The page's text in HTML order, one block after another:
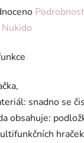
Nukido
snadno se
obsahuje: